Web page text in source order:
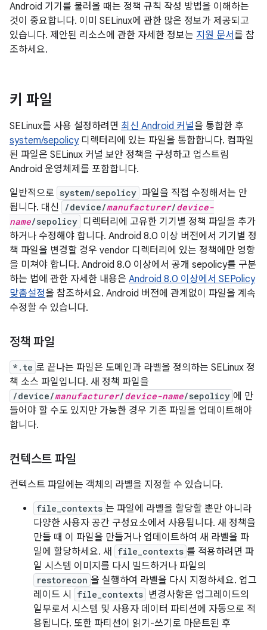
Android 기기를 불러올 때는 정책 규칙 작성 방법을 이해하는
것이 중요합니다. 이미 SELinux에 관한 많은 정보가 제공되고
있습니다. 제안된 리소스에 관한 자세한 정보는 지원 문서를 참
조하세요.
키 파일
SELinux를 사용 설정하려면 최신 Android 커널을 통합한 후
system/sepolicy디렉터리에 있는 파일을 통합합니다. 컴파일
된 파일은 SELinux 커널 보안 정책을 구성하고 업스트림
Android 운영체제를 포함합니다.
일반적으로 system/sepolicy 파일을 직접 수정해서는 안
됩니다. 대신
/device/manufacturer/device-
name/sepolicy 디렉터리에 고유한 기기별 정책 파일을 추가
하거나 수정해야 합니다. Android 8.0 이상 버전에서 기기별 정
책 파일을 변경할 경우 vendor 디렉터리에 있는 정책에만 영향
을 미쳐야 합니다. Android 8.0 이상에서 공개 sepolicy를 구분
하는 법에 관한 자세한 내용은 Android 8.0 이상에서 SEPolicy
맞춤설정을 참조하세요. Android 버전에 관계없이 파일을 계속
수정할 수 있습니다.
정책 파일
*.te 로 끝나는 파일은 도메인과 라벨을 정의하는 SELinux 정
책 소스 파일입니다. 새 정책 파일을
/device/manufacturer/device-name/sepolicy 에 만
들어야 할 수도 있지만 가능한 경우 기존 파일을 업데이트해야
합니다.
컨텍스트 파일
컨텍스트 파일에는 객체의 라벨을 지정할 수 있습니다.
file_contexts 는 파일에 라벨을 할당할 뿐만 아니라
다양한 사용자 공간 구성요소에서 사용됩니다. 새 정책을
만들 때 이 파일을 만들거나 업데이트하여 새 라벨을 파
일에 할당하세요. 새
file_contexts 를 적용하려면 파
일 시스템 이미지를 다시 빌드하거나 파일의
restorecon 을 실행하여 라벨을 다시 지정하세요. 업그
레이드 시
file_contexts 변경사항은 업그레이드의
일부로서 시스템 및 사용자 데이터 파티션에 자동으로 적
용됩니다. 또한 파티션이 읽기-쓰기로 마운트된 후